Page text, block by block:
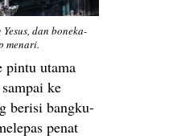
dan boneka-
menari.
pintu utama
ke
berisi bangku-
penat